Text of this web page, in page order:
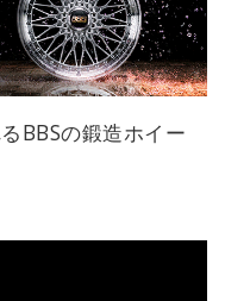
BBSの鍛造ホイー